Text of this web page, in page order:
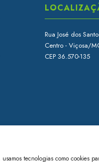
tecnologias como cookies
Rua José dos
Centro - Viçosa/
CEP 36.570-135